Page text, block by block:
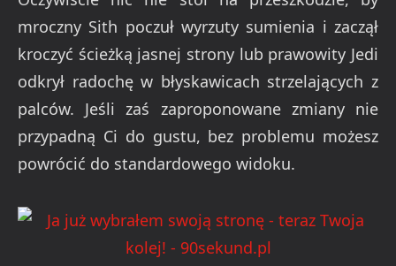
mroczny Sith poczuł wyrzuty sumienia i zaczął
kroczyć ścieżką jasnej strony lub prawowity Jedi
odkrył radochę w błyskawicach strzelających z
palców. Jeśli zaś zaproponowane zmiany nie
przypadną Ci do gustu, bez problemu możesz
powrócić do standardowego widoku.